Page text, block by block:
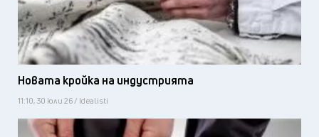
Новата кройка на индустрията
11:10, 30 юли 26 / Idealisti